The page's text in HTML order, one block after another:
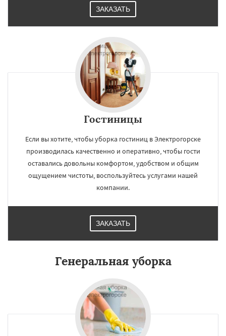
Работаем по
регионам
×
Андреево Белоомут Бобров
Большие Вяземы Быково
Деденево Жилево
Красково
Лесной Городок Лопатино Лотошино
Некрасовское
Октябрьский Правдинский
Родники Свердловск
Софрино Томилино
ЗАКАЗАТЬ
Гостиницы
Если вы хотите, чтобы уборка гостиниц в Электрогорске
производилась качественно и оперативно, чтобы гости
оставались довольны комфортом, удобством и общим
ощущением чистоты, воспользуйтесь услугами нашей
компании.
ЗАКАЗАТЬ
Генеральная уборка
УЗНАТЬ ПОДРОБНЕЕ ×